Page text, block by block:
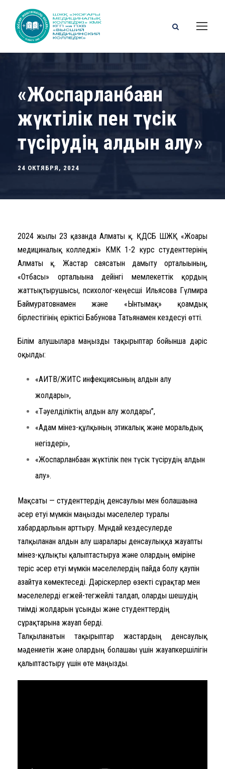
«Жоспарланбаған
жүктілік пен түсік
түсірудің алдын алу»
24 ОКТЯБРЯ, 2024
2024 жылғы 23 қазанда Алматы қ. ҚДСБ ШЖҚ «Жоғары
медициналық колледжі» КМК 1-2 курс студенттерінің
Алматы қ. Жастар саясатын дамыту орталығының,
«Отбасы» орталығына дейінгі мемлекеттік қордың
жаттықтырушысы, психолог-кеңесші Ильясова Гүлмира
Баймуратовнамен және «Ынтымақ» қоғамдық
бірлестігінің еріктісі Бабунова Татьянамен кездесуі өтті.
Білім алушыларға маңызды тақырыптар бойынша дәріс
оқылды:
«АИТВ/ЖИТС инфекциясының алдын алу
жолдары»,
«Тәуелділіктің алдын алу жолдары”,
«Адам мінез-құлқының этикалық және моральдық
негіздері»,
«Жоспарланбаған жүктілік пен түсік түсірудің алдын
алу».
Мақсаты — студенттердің денсаулығы мен болашағына
әсер етуі мүмкін маңызды мәселелер туралы
хабардарлығын арттыру. Мұндай кездесулерде
талқыланған алдын алу шаралары денсаулыққа жауапты
мінез-құлықты қалыптастыруға және олардың өміріне
теріс әсер етуі мүмкін мәселелердің пайда болу қаупін
азайтуға көмектеседі. Дәріскерлер өзекті сұрақтар мен
мәселелерді егжей-тегжейлі талдап, оларды шешудің
тиімді жолдарын ұсынды және студенттердің
сұрақтарына жауап берді.
Талқыланатын тақырыптар жастардың денсаулық
мәдениетін және олардың болашағы үшін жауапкершілігін
қалыптастыру үшін өте маңызды.